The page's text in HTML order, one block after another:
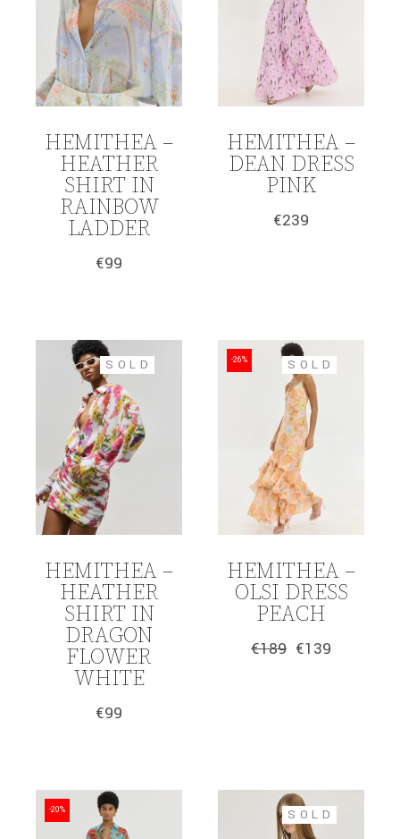
HEMITHEA –
HEATHER
SHIRT IN
RAINBOW
LADDER
€99
HEMITHEA –
DEAN DRESS
PINK
€239
SOLD
HEMITHEA –
HEATHER
SHIRT IN
DRAGON
FLOWER
WHITE
€99
-26% SOLD
HEMITHEA –
OLSI DRESS
PEACH
€189
Original
€139
Η
-20% SOLD